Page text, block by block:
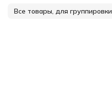
Все товары, для группировки